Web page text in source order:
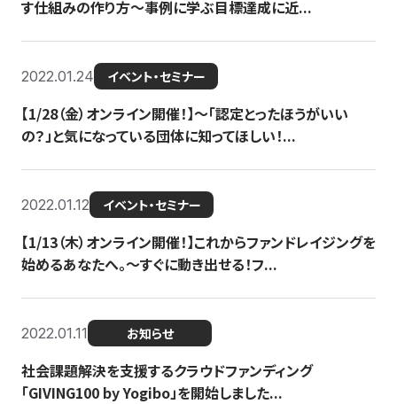
す仕組みの作り方〜事例に学ぶ目標達成に近...
2022.01.24 イベント・セミナー
【1/28（金）オンライン開催！】〜「認定とったほうがいい
の？」と気になっている団体に知ってほしい！...
2022.01.12 イベント・セミナー
【1/13（木）オンライン開催！】これからファンドレイジングを
始めるあなたへ。〜すぐに動き出せる！フ...
2022.01.11 お知らせ
社会課題解決を支援するクラウドファンディング
「GIVING100 by Yogibo」を開始しました...